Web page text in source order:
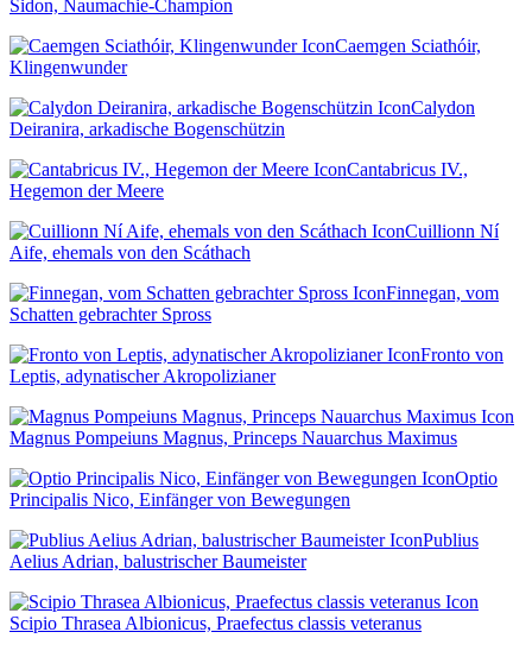
Sidon, Naumachie-Champion
Caemgen Sciathóir,
Klingenwunder
Calydon
Deiranira, arkadische Bogenschützin
Cantabricus IV.,
Hegemon der Meere
Cuillionn Ní
Aife, ehemals von den Scáthach
Finnegan, vom
Schatten gebrachter Spross
Fronto von
Leptis, adynatischer Akropolizianer
Magnus Pompeiuns Magnus, Princeps Nauarchus Maximus
Optio
Principalis Nico, Einfänger von Bewegungen
Publius
Aelius Adrian, balustrischer Baumeister
Scipio Thrasea Albionicus, Praefectus classis veteranus